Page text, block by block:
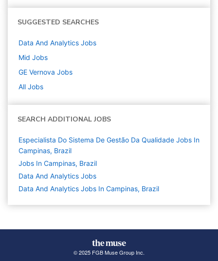
SUGGESTED SEARCHES
Data And Analytics Jobs
Mid Jobs
GE Vernova Jobs
All Jobs
SEARCH ADDITIONAL JOBS
Especialista Do Sistema De Gestão Da Qualidade Jobs In
Campinas, Brazil
Jobs In Campinas, Brazil
Data And Analytics Jobs
Data And Analytics Jobs In Campinas, Brazil
© 2025 FGB Muse Group Inc.